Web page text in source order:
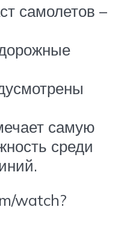
самолетов –
самую
среди
watch?